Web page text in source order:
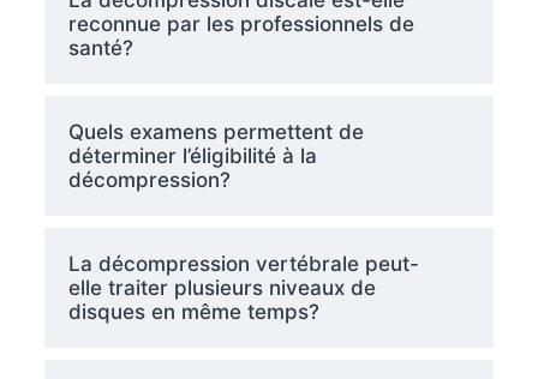
reconnue par les professionnels de
santé?
Quels examens permettent de
déterminer l’éligibilité à la
décompression?
La décompression vertébrale peut-
elle traiter plusieurs niveaux de
disques en même temps?